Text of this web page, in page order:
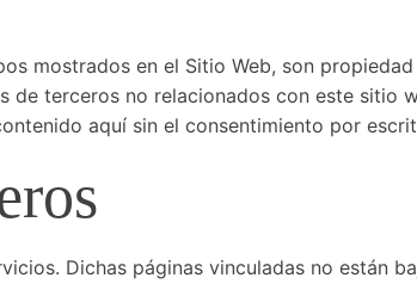
mostrados en el Sitio Web, son
terceros no relacionados con este sitio
aquí sin el consentimiento por
Dichas páginas vinculadas no están